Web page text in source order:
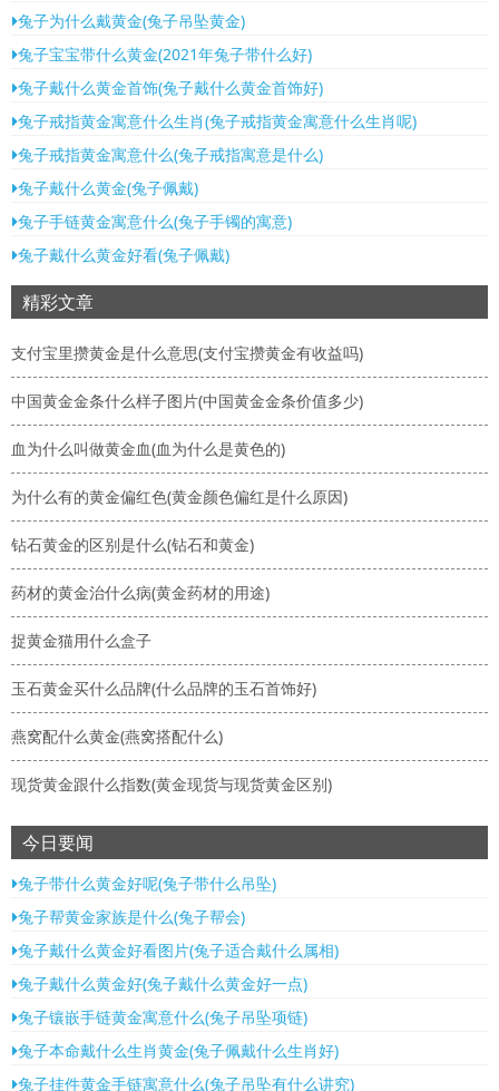
兔子为什么戴黄金(兔子吊坠黄金)
兔子宝宝带什么黄金(2021年兔子带什么好)
兔子戴什么黄金首饰(兔子戴什么黄金首饰好)
兔子戒指黄金寓意什么生肖(兔子戒指黄金寓意什么生肖呢)
兔子戒指黄金寓意什么(兔子戒指寓意是什么)
兔子戴什么黄金(兔子佩戴)
兔子手链黄金寓意什么(兔子手镯的寓意)
兔子戴什么黄金好看(兔子佩戴)
精彩文章
支付宝里攒黄金是什么意思(支付宝攒黄金有收益吗)
中国黄金金条什么样子图片(中国黄金金条价值多少)
血为什么叫做黄金血(血为什么是黄色的)
为什么有的黄金偏红色(黄金颜色偏红是什么原因)
钻石黄金的区别是什么(钻石和黄金)
药材的黄金治什么病(黄金药材的用途)
捉黄金猫用什么盒子
玉石黄金买什么品牌(什么品牌的玉石首饰好)
燕窝配什么黄金(燕窝搭配什么)
现货黄金跟什么指数(黄金现货与现货黄金区别)
今日要闻
兔子带什么黄金好呢(兔子带什么吊坠)
兔子帮黄金家族是什么(兔子帮会)
兔子戴什么黄金好看图片(兔子适合戴什么属相)
兔子戴什么黄金好(兔子戴什么黄金好一点)
兔子镶嵌手链黄金寓意什么(兔子吊坠项链)
兔子本命戴什么生肖黄金(兔子佩戴什么生肖好)
兔子挂件黄金手链寓意什么(兔子吊坠有什么讲究)